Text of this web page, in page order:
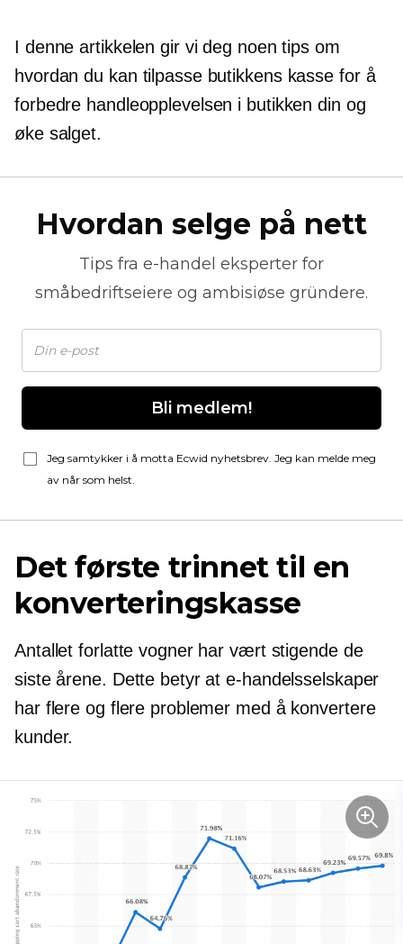
I denne artikkelen gir vi deg noen tips om
hvordan du kan tilpasse butikkens kasse for å
forbedre handleopplevelsen i butikken din og
øke salget.
Hvordan selge på nett
Tips fra e-handel eksperter for
småbedriftseiere og ambisiøse gründere.
Bli medlem!
Jeg samtykker i å motta Ecwid nyhetsbrev. Jeg kan melde meg
av når som helst.
Det første trinnet til en
konverteringskasse
Antallet forlatte vogner har vært stigende de
siste årene. Dette betyr at e-handelsselskaper
har flere og flere problemer med å konvertere
kunder.